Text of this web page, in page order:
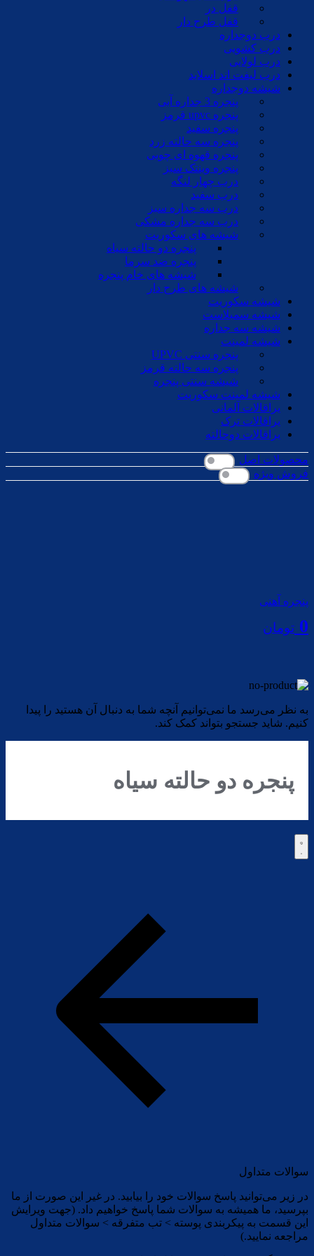
قفل در
قفل طرح دار
درب دوجداره
درب کشویی
درب لولایی
درب لیفت اند اسلاید
شیشه دوجداره
پنجره 3 جداره آبی
پنجره upvc قرمز
پنجره سفید
پنجره سه حالته زرد
پنجره قهوه ای چوبی
پنجره وینتک سبز
درب چهار لنگه
درب سفید
درب سه جداره سبز
درب سه جداره مشکی
شیشه های سکوریت
پنجره دو حالته سیاه
پنجره ضد سرما
شیشه های خام پنجره
شیشه های طرح دار
شیشه سکوریت
شیشه سمبلاست
شیشه سه جداره
شیشه لمینت
پنجره سنتی UPVC
پنجره سه حالته قرمز
شیشه سنتی پنجره
شیشه لمینت سکوریت
یراقالات آلمانی
یراقالات ترک
یراقالات دوحالته
محصولات اصل
فروش ویژه
پنجره آهنی
0 تومان
به نظر می‌رسد ما نمی‌توانیم آنچه شما به دنبال آن هستید را پیدا
کنیم. شاید جستجو بتواند کمک کند.
پنجره دو حالته سیاه
سوالات متداول
در زیر می‌توانید پاسخ سوالات خود را بیابید. در غیر این صورت از ما
بپرسید، ما همیشه به سوالات شما پاسخ خواهیم داد. (جهت ویرایش
این قسمت به پیکربندی پوسته > تب متفرقه > سوالات متداول
مراجعه نمایید.)